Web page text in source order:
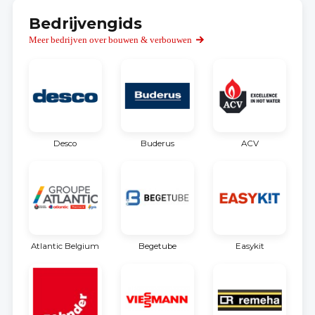
Bedrijvengids
Meer bedrijven over bouwen & verbouwen
Desco Buderus ACV
Atlantic Belgium Begetube Easykit